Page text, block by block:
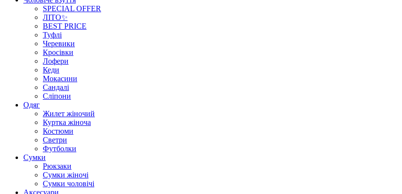
SPECIAL OFFER
ЛІТО✨
BEST PRICE
Туфлі
Черевики
Кросівки
Лофери
Кеди
Мокасини
Сандалі
Сліпони
Одяг
Жилет жіночий
Куртка жіноча
Костюми
Светри
Футболки
Сумки
Рюкзаки
Сумки жіночі
Сумки чоловічі
Аксеcуари